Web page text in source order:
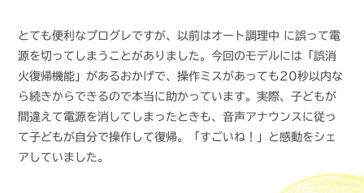
とても便利なプログレですが、以前はオート調理中 に誤って電
源を切ってしまうことがありました。今回のモデルには「誤消
火復帰機能」があるおかげで、操作ミスがあっても20秒以内な
ら続きからできるので本当に助かっています。実際、子どもが
間違えて電源を消してしまったときも、音声アナウンスに従っ
て子どもが自分で操作して復帰。「すごいね！」と感動をシェ
アしていました。